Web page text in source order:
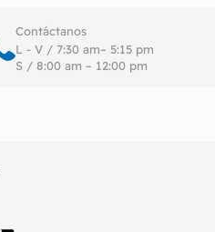
Contáctanos
L - V / 7:30 am– 5:15 pm
S / 8:00 am – 12:00 pm